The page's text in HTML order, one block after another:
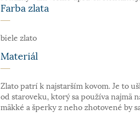
Farba zlata
biele zlato
Materiál
Zlato patrí k najstarším kovom. Je to
od staroveku, ktorý sa používa najmä
mäkké a šperky z neho zhotovené